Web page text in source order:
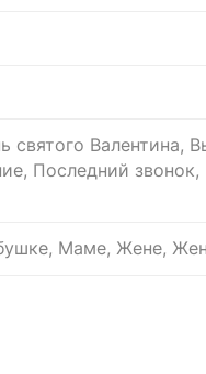
Валентина,
Последний
Маме, Жене,